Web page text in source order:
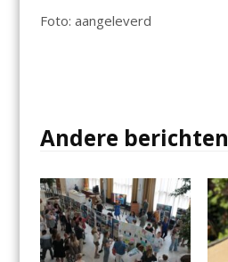
Foto: aangeleverd
Andere berichten